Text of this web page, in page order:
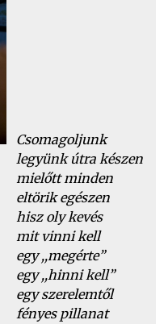
Csomagoljunk
legyünk útra készen
mielőtt minden
eltörik egészen
hisz oly kevés
mit vinni kell
egy ,,megérte”
egy ,,hinni kell”
egy szerelemtől
fényes pillanat